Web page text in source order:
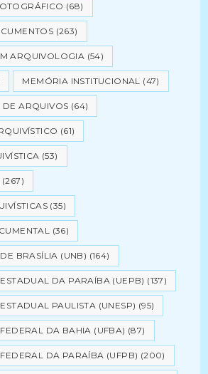
(68)
(263)
ARQUIVOLOGIA (54)
MEMÓRIA INSTITUCIONAL (47)
ARQUIVOS (64)
(61)
(53)
(267)
(35)
(36)
BRASÍLIA (UNB) (164)
DA PARAÍBA (UEPB) (137)
PAULISTA (UNESP) (95)
DA BAHIA (UFBA) (87)
DA PARAÍBA (UFPB) (200)